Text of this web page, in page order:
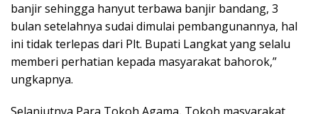
banjir sehingga hanyut terbawa banjir bandang, 3
bulan setelahnya sudai dimulai pembangunannya, hal
ini tidak terlepas dari Plt. Bupati Langkat yang selalu
memberi perhatian kepada masyarakat bahorok,”
ungkapnya.